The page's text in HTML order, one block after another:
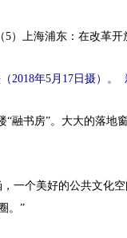
2018年5月17日摄）。
书房”。大大的落地
个美好的公共文化
。”